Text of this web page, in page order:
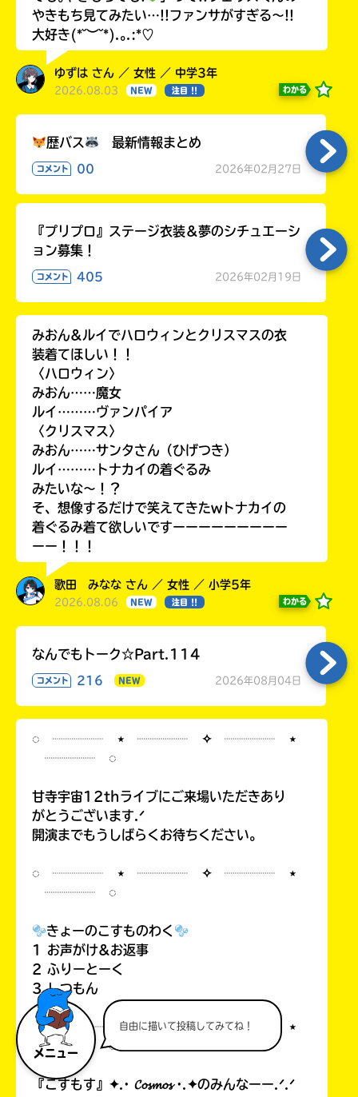
メニュー
自由に描いて投稿してみてね！
やきもち見てみたい…!!ファンサがすぎる〜!!
大好き(*˘︶˘*).｡.:*♡
ゆずは さん ／ 女性 ／ 中学3年
2026.08.03 NEW 注目 !! わかる
歴バス 最新情報まとめ
コメント 00 2026年02月27日
『プリプロ』ステージ衣装＆夢のシチュエーシ
ョン募集！
コメント 405 2026年02月19日
みおん&ルイでハロウィンとクリスマスの衣
装着てほしい！！
〈ハロウィン〉
みおん……魔女
ルイ………ヴァンパイア
〈クリスマス〉
みおん……サンタさん（ひげつき）
ルイ………トナカイの着ぐるみ
みたいな〜！？
そ、想像するだけで笑えてきたwトナカイの
着ぐるみ着て欲しいですーーーーーーーーー
ーー！！！
歌田 みなな さん ／ 女性 ／ 小学5年
2026.08.06 NEW 注目 !! わかる
なんでもトーク☆Part.114
コメント 216 NEW 2026年08月04日
◌ ┈┈┈┈ ⋆ ┈┈┈┈ ✧ ┈┈┈┈ ⋆
┈┈┈┈ ◌
甘寺宇宙12thライブにご来場いただきあり
がとうございます.ᐟ
開演までもうしばらくお待ちください。
◌ ┈┈┈┈ ⋆ ┈┈┈┈ ✧ ┈┈┈┈ ⋆
┈┈┈┈ ◌
きょーのこすものわく
1 お声がけ&お返事
2 ふりーとーく
3 しつもん
◌ ┈┈┈┈ ⋆ ┈┈┈┈ ✧ ┈┈┈┈ ⋆
┈┈┈┈ ◌
『こすもす』✦.· 𝓒𝓸𝓼𝓶𝓸𝓼 ·.✦のみんなーー.ᐟ.ᐟ